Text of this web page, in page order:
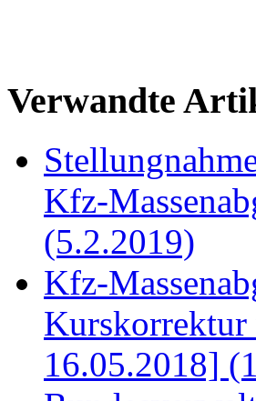
Verwandte
Kfz-
(5.2.2019)
Kfz-
Kurskorrektur
16.05.2018]